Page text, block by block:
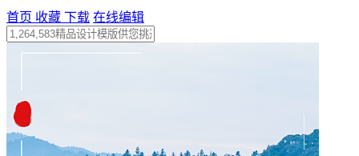
首页 收藏 下载 在线编辑